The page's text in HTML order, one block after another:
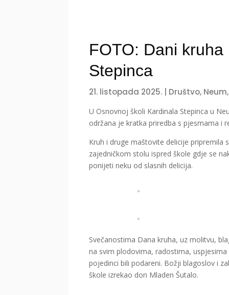
FOTO: Dani
Stepinca
21. listopada 2025. Društvo, Neum
U Osnovnoj školi Kardinala Stepinca u
održana je kratka priredba s pjesmama i
Kruh i druge maštovite delicije
zajedničkom stolu ispred škole gdje se
ponijeti neku od slasnih delicija.
Svečanostima Dana kruha, uz molitvu,
na svim plodovima, radostima,
pojedinci bili podareni. Božji blagoslov i
škole izrekao don Mladen Šutalo.